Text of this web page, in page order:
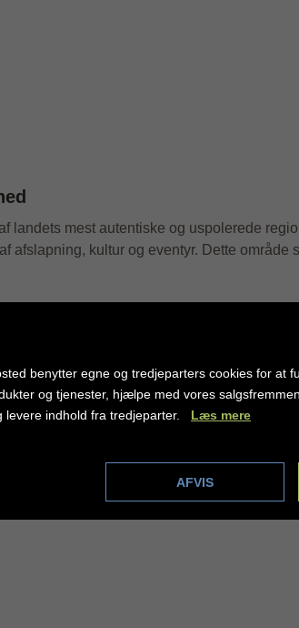
landets mest autentiske og uspolerede
afslapning, kultur og eventyr. Dette
benytter egne og tredjeparters cookies for at
og tjenester, hjælpe med vores
levere indhold fra tredjeparter. Læs mere
AFVIS